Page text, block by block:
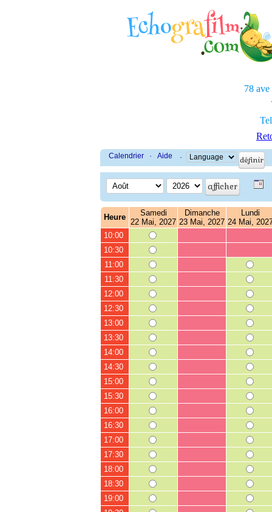
78 ave
Calendrier · Aide ·
Heure
Samedi
22 Mai, 2027
Dimanche
23 Mai, 2027
Lundi
24 Mai,
10:00
10:30
11:00
11:30
12:00
12:30
13:00
13:30
14:00
14:30
15:00
15:30
16:00
16:30
17:00
17:30
18:00
18:30
19:00